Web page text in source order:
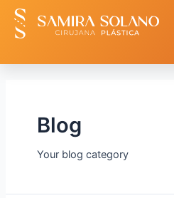
Blog
Your blog category